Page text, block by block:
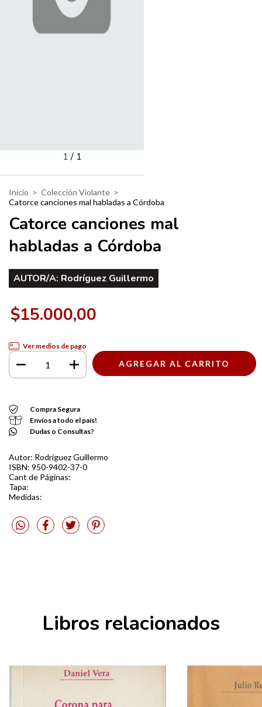
1/ 1
Inicio > Colección Violante >
Catorce canciones mal habladas a Córdoba
Catorce canciones mal
habladas a Córdoba
AUTOR/A: Rodríguez Guillermo
$15.000,00
Ver medios de pago
Compra Segura
Envíos a todo el país!
Dudas o Consultas?
Autor: Rodríguez Guillermo
ISBN: 950-9402-37-0
Cant de Páginas:
Tapa:
Medidas:
Libros relacionados